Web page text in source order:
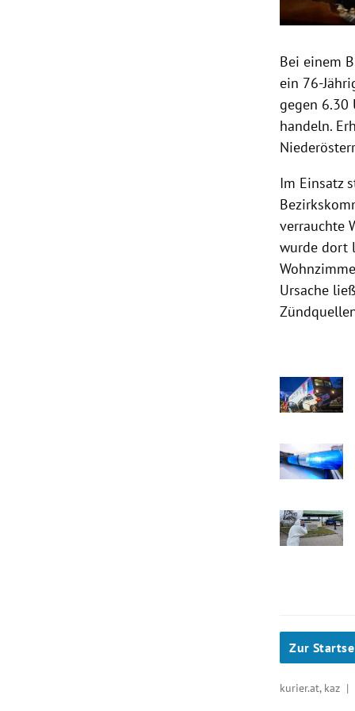
Bei einem
ein 76-
gegen 6.30
handeln.
Im Einsatz
verrauchte
wurde dort
Ursache
Zur
kurier.at, kaz |